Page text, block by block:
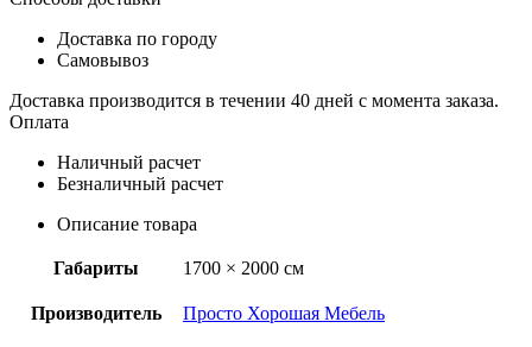
Доставка по городу
Самовывоз
Доставка производится в течении 40 дней с момента заказа.
Оплата
Наличный расчет
Безналичный расчет
Описание товара
Габариты 1700 × 2000 см
Производитель Просто Хорошая Мебель